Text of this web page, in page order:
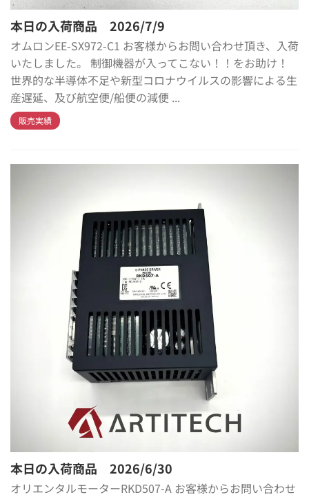
本日の入荷商品 2026/7/9
オムロンEE-SX972-C1 お客様からお問い合わせ頂き、入荷
いたしました。 制御機器が入ってこない！！をお助け！
世界的な半導体不足や新型コロナウイルスの影響による生
産遅延、及び航空便/船便の減便 ...
販売実績
本日の入荷商品 2026/6/30
オリエンタルモーターRKD507-A お客様からお問い合わせ